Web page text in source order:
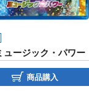
ュージック・パワー
商品購入